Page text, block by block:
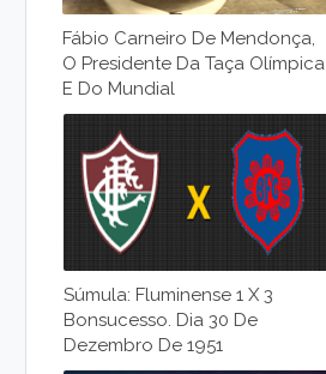
Fábio Carneiro De Mendonça,
O Presidente Da Taça Olímpica
E Do Mundial
Súmula: Fluminense 1 X 3
Bonsucesso. Dia 30 De
Dezembro De 1951